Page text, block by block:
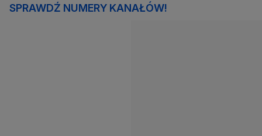
SPRAWDŹ NUMERY KANAŁÓW!